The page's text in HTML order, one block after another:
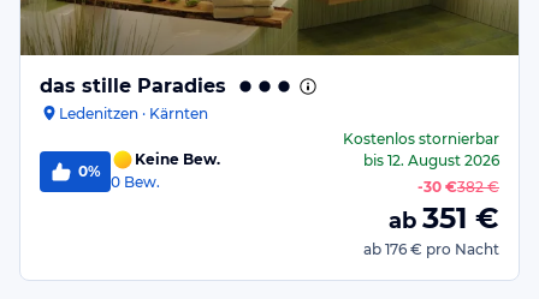
das stille Paradies
Ledenitzen · Kärnten
0%
Keine Bew.
0 Bew.
Kostenlos stornierbar
bis 12. August 2026
-30 €382 €
ab 351 €
ab 176 € pro Nacht